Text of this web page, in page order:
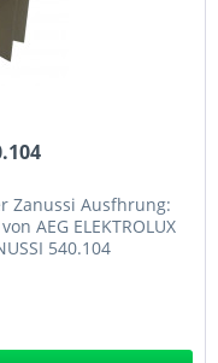
Ausfhrung:
AEG ELEKTROLUX
540.104